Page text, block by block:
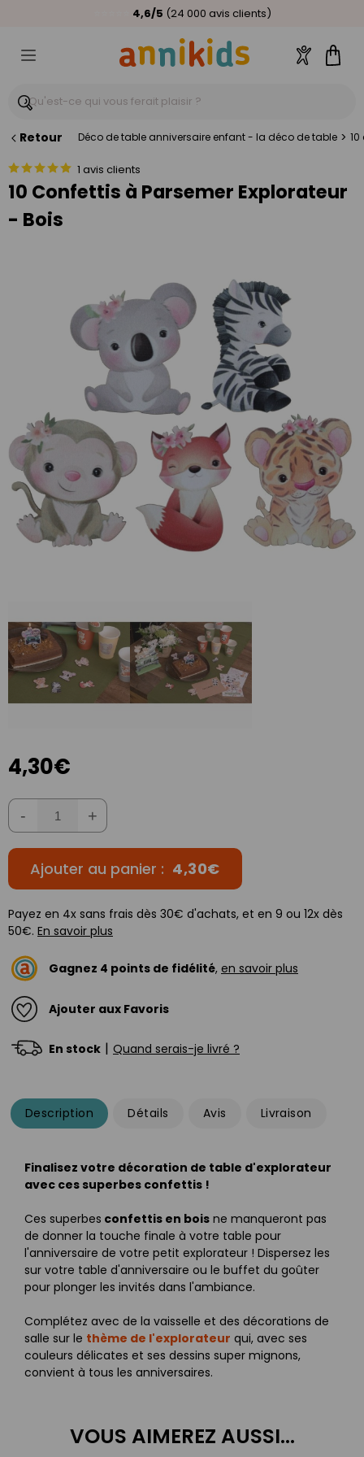
Livraison relais offertedès 59€🚚
Palmarès Capital 2025 :Annikids N°1
4,6/5 (24 000 avis clients)
Compte
Retour Déco de table anniversaire enfant - la déco de table >
1 avis clients
10 Confettis à Parsemer Explorateur
- Bois
4,30€
- +
Ajouter au panier : 4,30€
Payez en 4x sans frais dès 30€ d'achats, et en 9 ou 12x dès
50€. En savoir plus
Gagnez 4 points de fidélité, en savoir plus
Ajouter aux Favoris
En stock | Quand serais-je livré ?
Description Détails Avis Livraison
Finalisez votre décoration de table d'explorateur
avec ces superbes confettis !
Ces superbes confettis en bois ne manqueront pas
de donner la touche finale à votre table pour
l'anniversaire de votre petit explorateur ! Dispersez les
sur votre table d'anniversaire ou le buffet du goûter
pour plonger les invités dans l'ambiance.
Complétez avec de la vaisselle et des décorations de
salle sur le thème de l'explorateur qui, avec ses
couleurs délicates et ses dessins super mignons,
convient à tous les anniversaires.
VOUS AIMEREZ AUSSI...